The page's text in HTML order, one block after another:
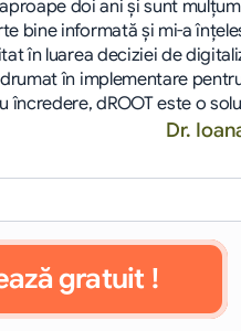
doi ani și sunt
bine informată și mi-a
în luarea deciziei de
în implementare
încredere, dROOT este o
Dr.
gratuit !